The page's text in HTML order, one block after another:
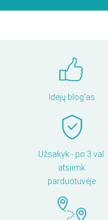
Idėjų blog'as
Užsakyk - po 3 val.
atsiimk
parduotuvėje